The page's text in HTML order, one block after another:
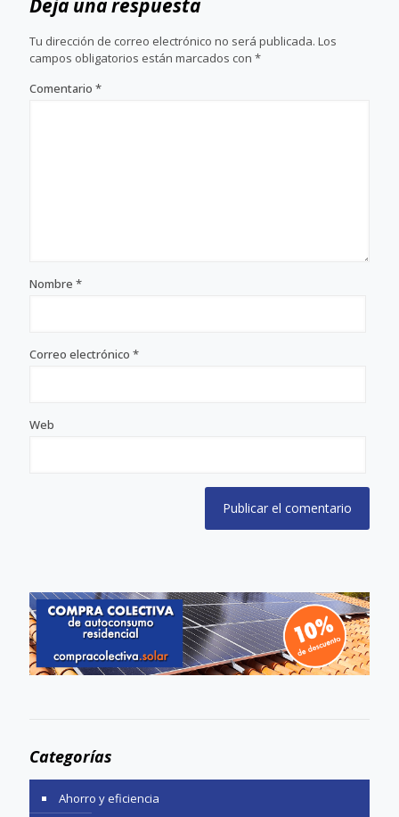
Deja una respuesta
Tu dirección de correo electrónico no será publicada. Los
campos obligatorios están marcados con *
Comentario *
Nombre *
Correo electrónico *
Web
Categorías
Ahorro y eficiencia